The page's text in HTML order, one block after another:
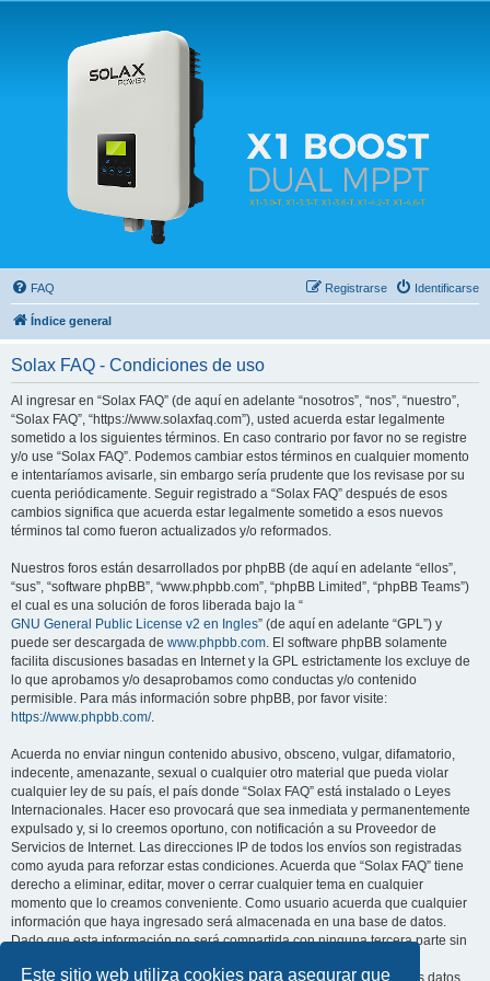
Este sitio web utiliza cookies para asegurar que
Solax FAQ
Lugar para intercambiar dudas sobre inversores solares Solax y temas relacionados.
FAQ Identificarse
Registrarse
Índice general
Solax FAQ - Condiciones de uso
Al ingresar en “Solax FAQ” (de aquí en adelante “nosotros”, “nos”, “nuestro”,
“Solax FAQ”, “https://www.solaxfaq.com”), usted acuerda estar legalmente
sometido a los siguientes términos. En caso contrario por favor no se registre
y/o use “Solax FAQ”. Podemos cambiar estos términos en cualquier momento
e intentaríamos avisarle, sin embargo sería prudente que los revisase por su
cuenta periódicamente. Seguir registrado a “Solax FAQ” después de esos
cambios significa que acuerda estar legalmente sometido a esos nuevos
términos tal como fueron actualizados y/o reformados.
Nuestros foros están desarrollados por phpBB (de aquí en adelante “ellos”,
“sus”, “software phpBB”, “www.phpbb.com”, “phpBB Limited”, “phpBB Teams”)
el cual es una solución de foros liberada bajo la “
GNU General Public License v2 en Ingles” (de aquí en adelante “GPL”) y
puede ser descargada de www.phpbb.com. El software phpBB solamente
facilita discusiones basadas en Internet y la GPL estrictamente los excluye de
lo que aprobamos y/o desaprobamos como conductas y/o contenido
permisible. Para más información sobre phpBB, por favor visite:
https://www.phpbb.com/.
Acuerda no enviar ningun contenido abusivo, obsceno, vulgar, difamatorio,
indecente, amenazante, sexual o cualquier otro material que pueda violar
cualquier ley de su país, el país donde “Solax FAQ” está instalado o Leyes
Internacionales. Hacer eso provocará que sea inmediata y permanentemente
expulsado y, si lo creemos oportuno, con notificación a su Proveedor de
Servicios de Internet. Las direcciones IP de todos los envíos son registradas
como ayuda para reforzar estas condiciones. Acuerda que “Solax FAQ” tiene
derecho a eliminar, editar, mover o cerrar cualquier tema en cualquier
momento que lo creamos conveniente. Como usuario acuerda que cualquier
información que haya ingresado será almacenada en una base de datos.
Dado que esta información no será compartida con ninguna tercera parte sin
responsables por cualquier intento de hacking que conlleve a que los datos